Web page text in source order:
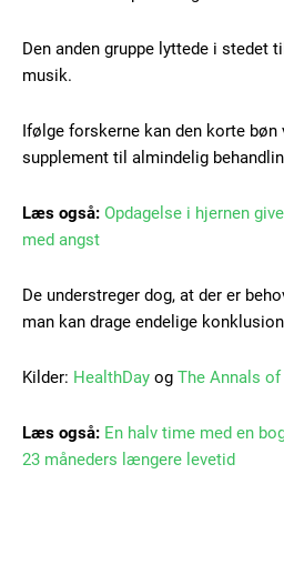
Free limited access
Gratis / forever
Etiam est nibh, lobortis sit
Ut mollis pellentesque tortor
Nullam eu erat condimentum
Orci varius natoque dolor
Den anden gruppe lyttede i stedet
musik.
Ifølge forskerne kan den korte
supplement til almindelig
Læs også: Opdagelse i hjernen
med angst
De understreger dog, at der er
man kan drage endelige
Kilder: HealthDay og The Annals
Læs også: En halv time med en
23 måneders længere levetid